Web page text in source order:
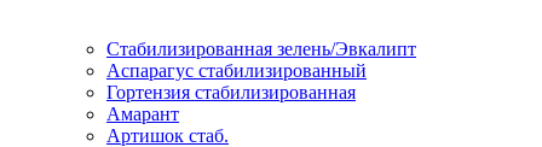
Стабилизированная зелень/Эвкалипт
Аспарагус стабилизированный
Гортензия стабилизированная
Амарант
Артишок стаб.